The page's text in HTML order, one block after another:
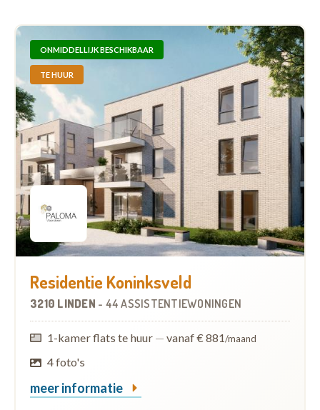
ONMIDDELLIJK BESCHIKBAAR
TE HUUR
Residentie Koninksveld
3210 LINDEN - 44 ASSISTENTIEWONINGEN
1-kamer flats te huur — vanaf € 881/maand
4 foto's
meer informatie